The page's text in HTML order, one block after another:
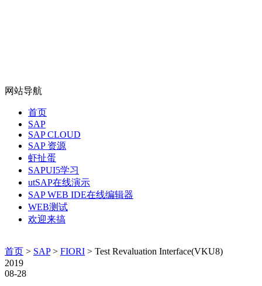
网站导航
首页
SAP
SAP CLOUD
SAP 资源
虾扯蛋
SAPUI5学习
utSAP在线演示
SAP WEB IDE在线编辑器
WEB测试
欢迎来搞
首页 > SAP> FIORI > Test Revaluation Interface(VKU8)
2019
08-28